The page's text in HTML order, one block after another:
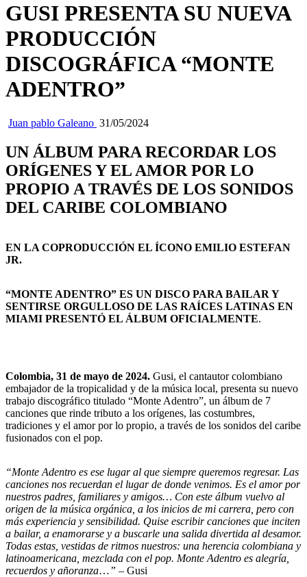
GUSI PRESENTA SU NUEVA
PRODUCCIÓN
DISCOGRÁFICA “MONTE
ADENTRO”
Juan pablo Galeano 31/05/2024
UN ÁLBUM PARA RECORDAR LOS
ORÍGENES Y EL AMOR POR LO
PROPIO A TRAVÉS DE LOS SONIDOS
DEL CARIBE COLOMBIANO
EN LA COPRODUCCIÓN EL ÍCONO EMILIO ESTEFAN
JR.
“MONTE ADENTRO” ES UN DISCO PARA BAILAR Y
SENTIRSE ORGULLOSO DE LAS RAÍCES LATINAS EN
MIAMI PRESENTÓ EL ÁLBUM OFICIALMENTE.
Colombia, 31 de mayo de 2024. Gusi, el cantautor colombiano
embajador de la tropicalidad y de la música local, presenta su nuevo
trabajo discográfico titulado “Monte Adentro”, un álbum de 7
canciones que rinde tributo a los orígenes, las costumbres,
tradiciones y el amor por lo propio, a través de los sonidos del caribe
fusionados con el pop.
“Monte Adentro es ese lugar al que siempre queremos regresar. Las
canciones nos recuerdan el lugar de donde venimos. Es el amor por
nuestros padres, familiares y amigos… Con este álbum vuelvo al
origen de la música orgánica, a los inicios de mi carrera, pero con
más experiencia y sensibilidad. Quise escribir canciones que inciten
a bailar, a enamorarse y a buscarle una salida divertida al desamor.
Todas estas, vestidas de ritmos nuestros: una herencia colombiana y
latinoamericana, mezclada con el pop. Monte Adentro es alegría,
recuerdos y añoranza…” – Gusi